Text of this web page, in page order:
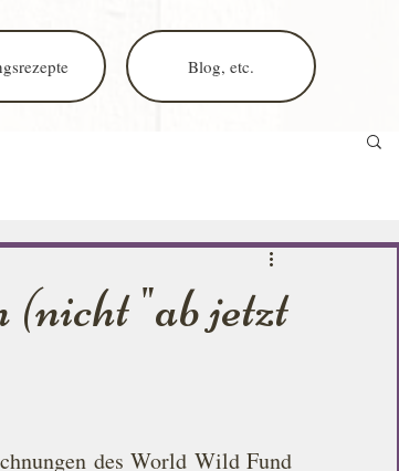
Blog, etc.
"ab jetzt
des World Wild Fund